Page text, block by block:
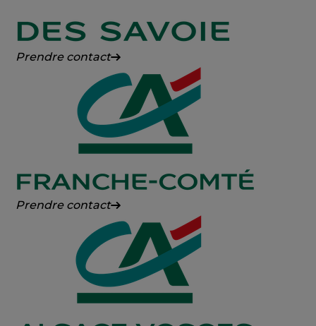
Crédit
Prendre contact
Crédit
Prendre contact